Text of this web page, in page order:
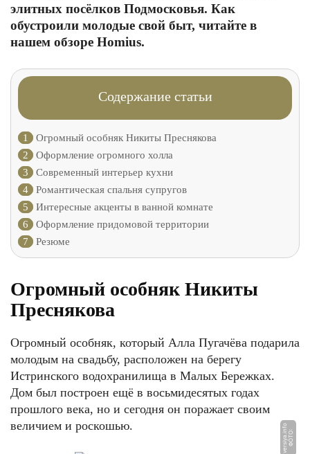
элитных посёлков Подмосковья. Как
обустроили молодые свой быт, читайте в
нашем обзоре Homius.
Содержание статьи
1
Огромный особняк Никиты Преснякова
2
Оформление огромного холла
3
Современный интерьер кухни
4
Романтическая спальня супругов
5
Интересные акценты в ванной комнате
6
Оформление придомовой территории
7
Резюме
Огромный особняк Никиты
Преснякова
Огромный особняк, который Алла Пугачёва подарила
молодым на свадьбу, расположен на берегу
Истринского водохранилища в Малых Бережках.
Дом был построен ещё в восьмидесятых годах
прошлого века, но и сегодня он поражает своим
величием и роскошью.
Ф
О
Т
О:
v
e
r
si
y
a.i
n
f
o